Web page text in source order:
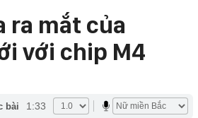
ra mắt của
với chip M4
bài 1:33